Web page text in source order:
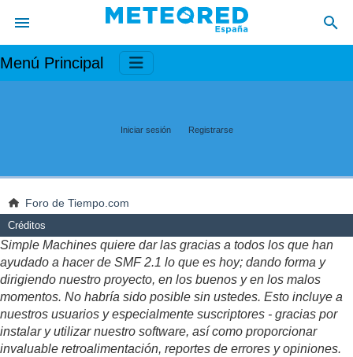
Menú Principal
Iniciar sesión Registrarse
Foro de Tiempo.com
Créditos
Simple Machines quiere dar las gracias a todos los que han
ayudado a hacer de SMF 2.1 lo que es hoy; dando forma y
dirigiendo nuestro proyecto, en los buenos y en los malos
momentos. No habría sido posible sin ustedes. Esto incluye a
nuestros usuarios y especialmente suscriptores - gracias por
instalar y utilizar nuestro software, así como proporcionar
invaluable retroalimentación, reportes de errores y opiniones.